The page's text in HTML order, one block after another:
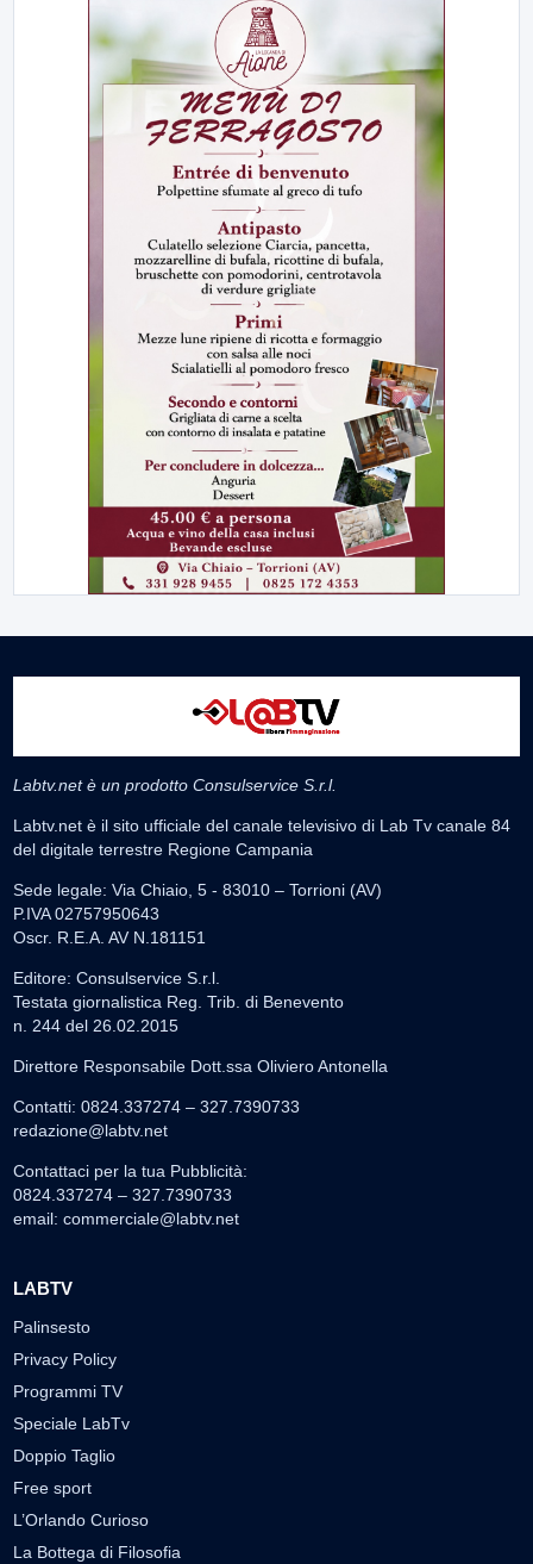
Labtv.net è un prodotto Consulservice S.r.l.
Labtv.net è il sito ufficiale del canale televisivo di Lab Tv canale 84
del digitale terrestre Regione Campania
Sede legale: Via Chiaio, 5 - 83010 – Torrioni (AV)
P.IVA 02757950643
Oscr. R.E.A. AV N.181151
Editore: Consulservice S.r.l.
Testata giornalistica Reg. Trib. di Benevento
n. 244 del 26.02.2015
Direttore Responsabile Dott.ssa Oliviero Antonella
Contatti: 0824.337274 – 327.7390733
redazione@labtv.net
Contattaci per la tua Pubblicità:
0824.337274 – 327.7390733
email: commerciale@labtv.net
LABTV
Palinsesto
Privacy Policy
Programmi TV
Speciale LabTv
Doppio Taglio
Free sport
L’Orlando Curioso
La Bottega di Filosofia